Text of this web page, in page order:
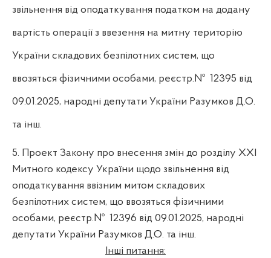
звільнення від оподаткування податком на додану
вартість операції з ввезення на митну територію
України складових безпілотних систем, що
ввозяться фізичними особами, реєстр.№ 12395 від
09.01.2025, народні депутати України Разумков Д.О.
та інш.
5. Проект Закону про внесення змін до розділу XXI
Митного кодексу України щодо звільнення від
оподаткування ввізним митом складових
безпілотних систем, що ввозяться фізичними
особами, реєстр.№ 12396 від 09.01.2025, народні
депутати України Разумков Д.О. та інш.
Інші питання: